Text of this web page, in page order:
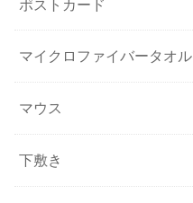
ポストカード
マイクロファイバータオル
マウス
下敷き